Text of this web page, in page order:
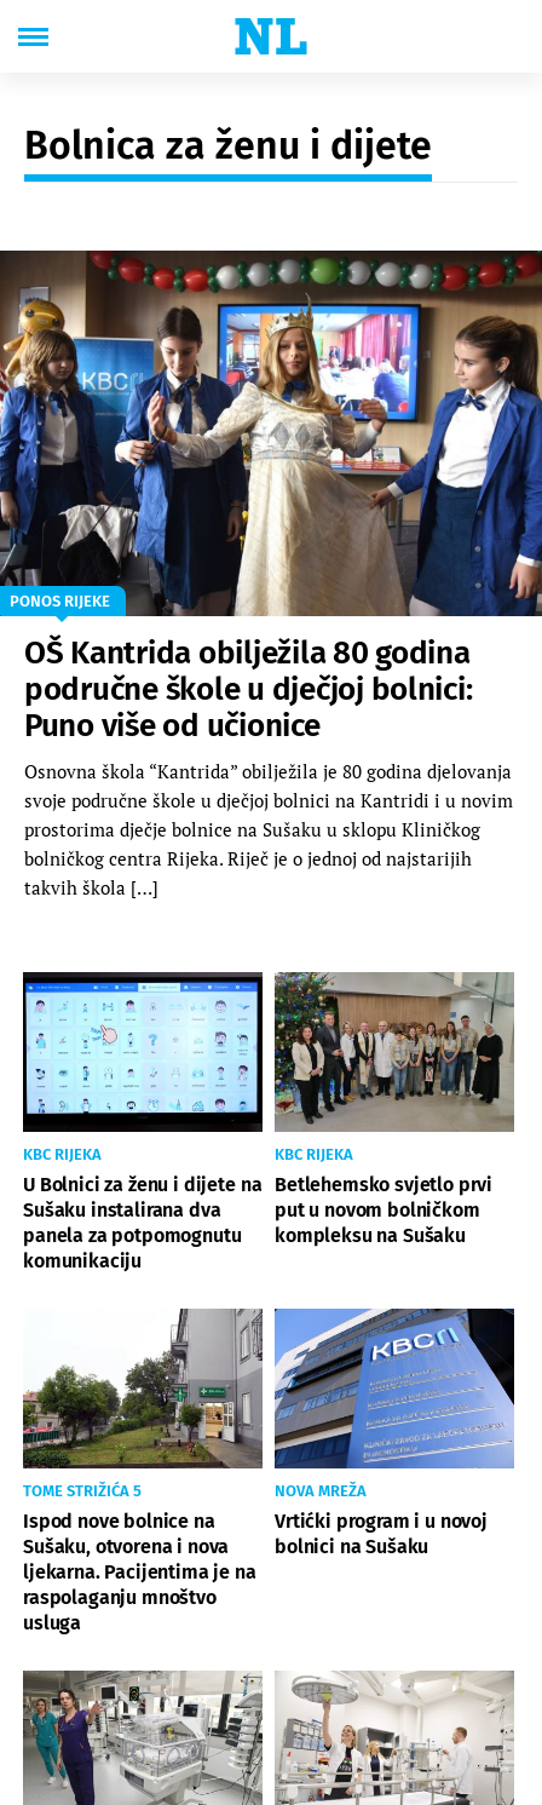
Bolnica za ženu i dijete
PONOS RIJEKE
OŠ Kantrida obilježila 80 godina
područne škole u dječjoj bolnici:
Puno više od učionice
Osnovna škola “Kantrida” obilježila je 80 godina djelovanja
svoje područne škole u dječjoj bolnici na Kantridi i u novim
prostorima dječje bolnice na Sušaku u sklopu Kliničkog
bolničkog centra Rijeka. Riječ je o jednoj od najstarijih
takvih škola […]
KBC RIJEKA
U Bolnici za ženu i dijete na
Sušaku instalirana dva
panela za potpomognutu
komunikaciju
KBC RIJEKA
Betlehemsko svjetlo prvi
put u novom bolničkom
kompleksu na Sušaku
TOME STRIŽIĆA 5
Ispod nove bolnice na
Sušaku, otvorena i nova
ljekarna. Pacijentima je na
raspolaganju mnoštvo
usluga
NOVA MREŽA
Vrtićki program i u novoj
bolnici na Sušaku